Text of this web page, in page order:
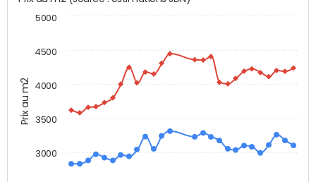
Prix au m2
3000
3500
4000
4500
5000